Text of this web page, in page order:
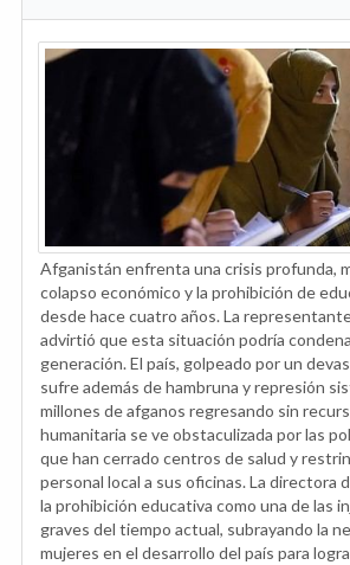
Afganistán enfrenta una crisis profunda,
colapso económico y la prohibición de
desde hace cuatro años. La
advirtió que esta situación podría
generación. El país, golpeado por un
sufre además de hambruna y represión
millones de afganos regresando sin
humanitaria se ve obstaculizada por las
que han cerrado centros de salud y
personal local a sus oficinas. La directora
la prohibición educativa como una de las
graves del tiempo actual, subrayando la
mujeres en el desarrollo del país para